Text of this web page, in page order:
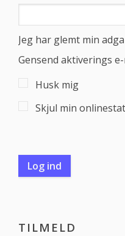
Jeg har glemt min
Gensend aktiverings
Husk mig
Skjul min
TILMELD